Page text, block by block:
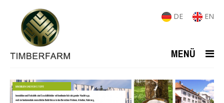
DE EN
MENÜ
IMMOBILIEN UND ROHSTOFFE
Immobilien und Rohstoffe sind Geschäftsfelder mit kontinuierlich steigender Nachfrage,
weil sie fundamentale menschliche Bedürfnisse in den Bereichen Wohnen, Arbeiten, Nahrung,